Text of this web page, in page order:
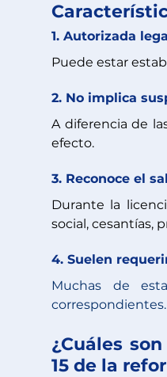
1. Autorizada
Puede estar
2. No implica
A diferencia de
efecto.
3. Reconoce el
Durante la
social, cesantías,
4. Suelen
Muchas de
correspondientes.
¿Cuáles
15 de la